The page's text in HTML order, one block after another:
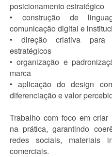
posicionamento estratégico
• construção de
comunicação digital e
• direção criativa para
estratégicos
• organização e
marca
• aplicação do design
diferenciação e valor
Trabalho com foco em
na prática, garantindo
redes sociais, materiais
comerciais.